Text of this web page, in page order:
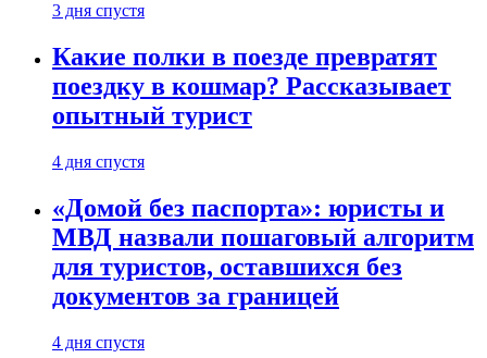
3 дня спустя
Какие полки в поезде превратят
поездку в кошмар? Рассказывает
опытный турист
4 дня спустя
«Домой без паспорта»: юристы и
МВД назвали пошаговый алгоритм
для туристов, оставшихся без
документов за границей
4 дня спустя